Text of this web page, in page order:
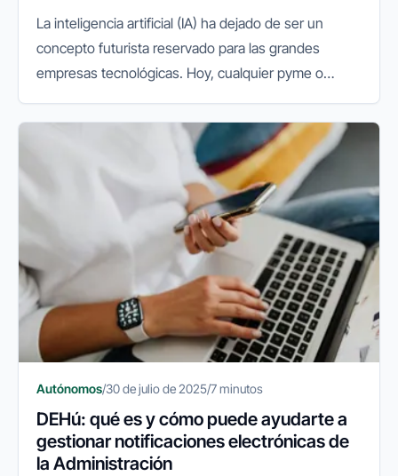
La inteligencia artificial (IA) ha dejado de ser un
concepto futurista reservado para las grandes
empresas tecnológicas. Hoy, cualquier pyme o
mejorar la productividad, reducir...
Autónomos/30 de julio de 2025/7 minutos
DEHú: qué es y cómo puede ayudarte a
gestionar notificaciones electrónicas de
la Administración